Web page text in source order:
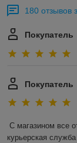
180 отзывов
Покупатель
Покупатель
С магазином все
курьерская